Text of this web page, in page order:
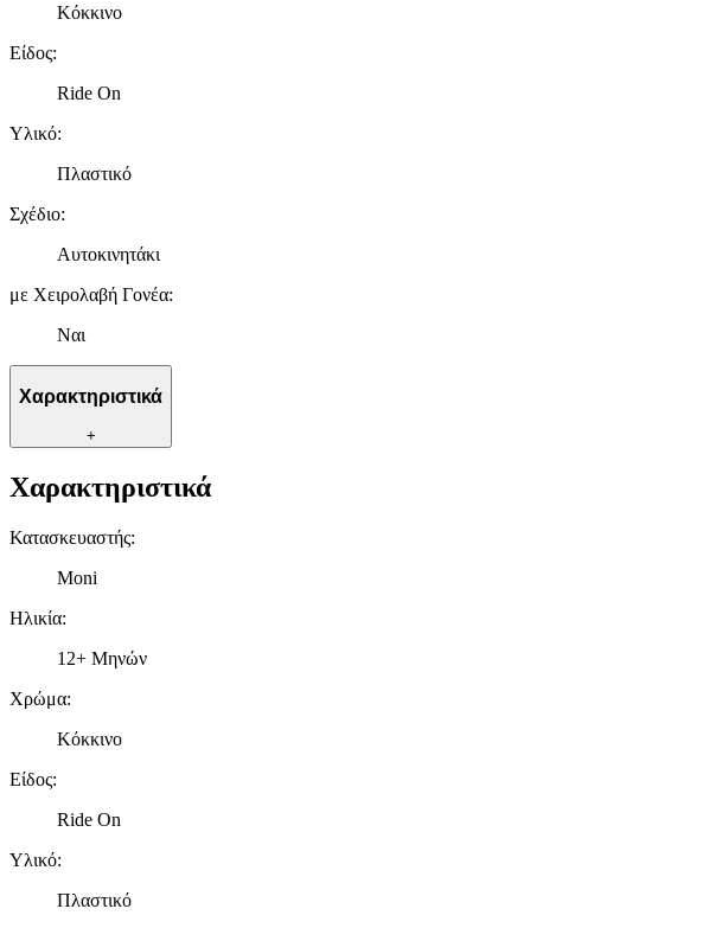
Κόκκινο
Είδος:
Ride On
Υλικό:
Πλαστικό
Σχέδιο:
Αυτοκινητάκι
με Χειρολαβή Γονέα:
Ναι
Χαρακτηριστικά
+
Χαρακτηριστικά
Κατασκευαστής:
Moni
Ηλικία:
12+ Μηνών
Χρώμα:
Κόκκινο
Είδος:
Ride On
Υλικό:
Πλαστικό